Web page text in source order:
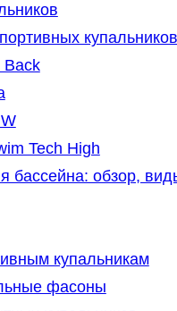
купальников
Tech High
бассейна: обзор,
купальникам
фасоны